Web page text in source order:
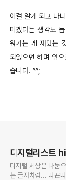
이걸 알게 되고 나
미겠다는 생각도
워가는 게 재밌는
되었으면 하며 앞
습니다. ^^;
디지털리스트
디지털 세상은 나눔
는 글자처럼... 따끈